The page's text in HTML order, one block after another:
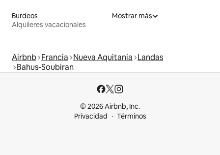
Burdeos
Alquileres vacacionales
Mostrar más
Airbnb Francia Nueva Aquitania Landas
Bahus-Soubiran
© 2026 Airbnb, Inc.
Privacidad
Términos